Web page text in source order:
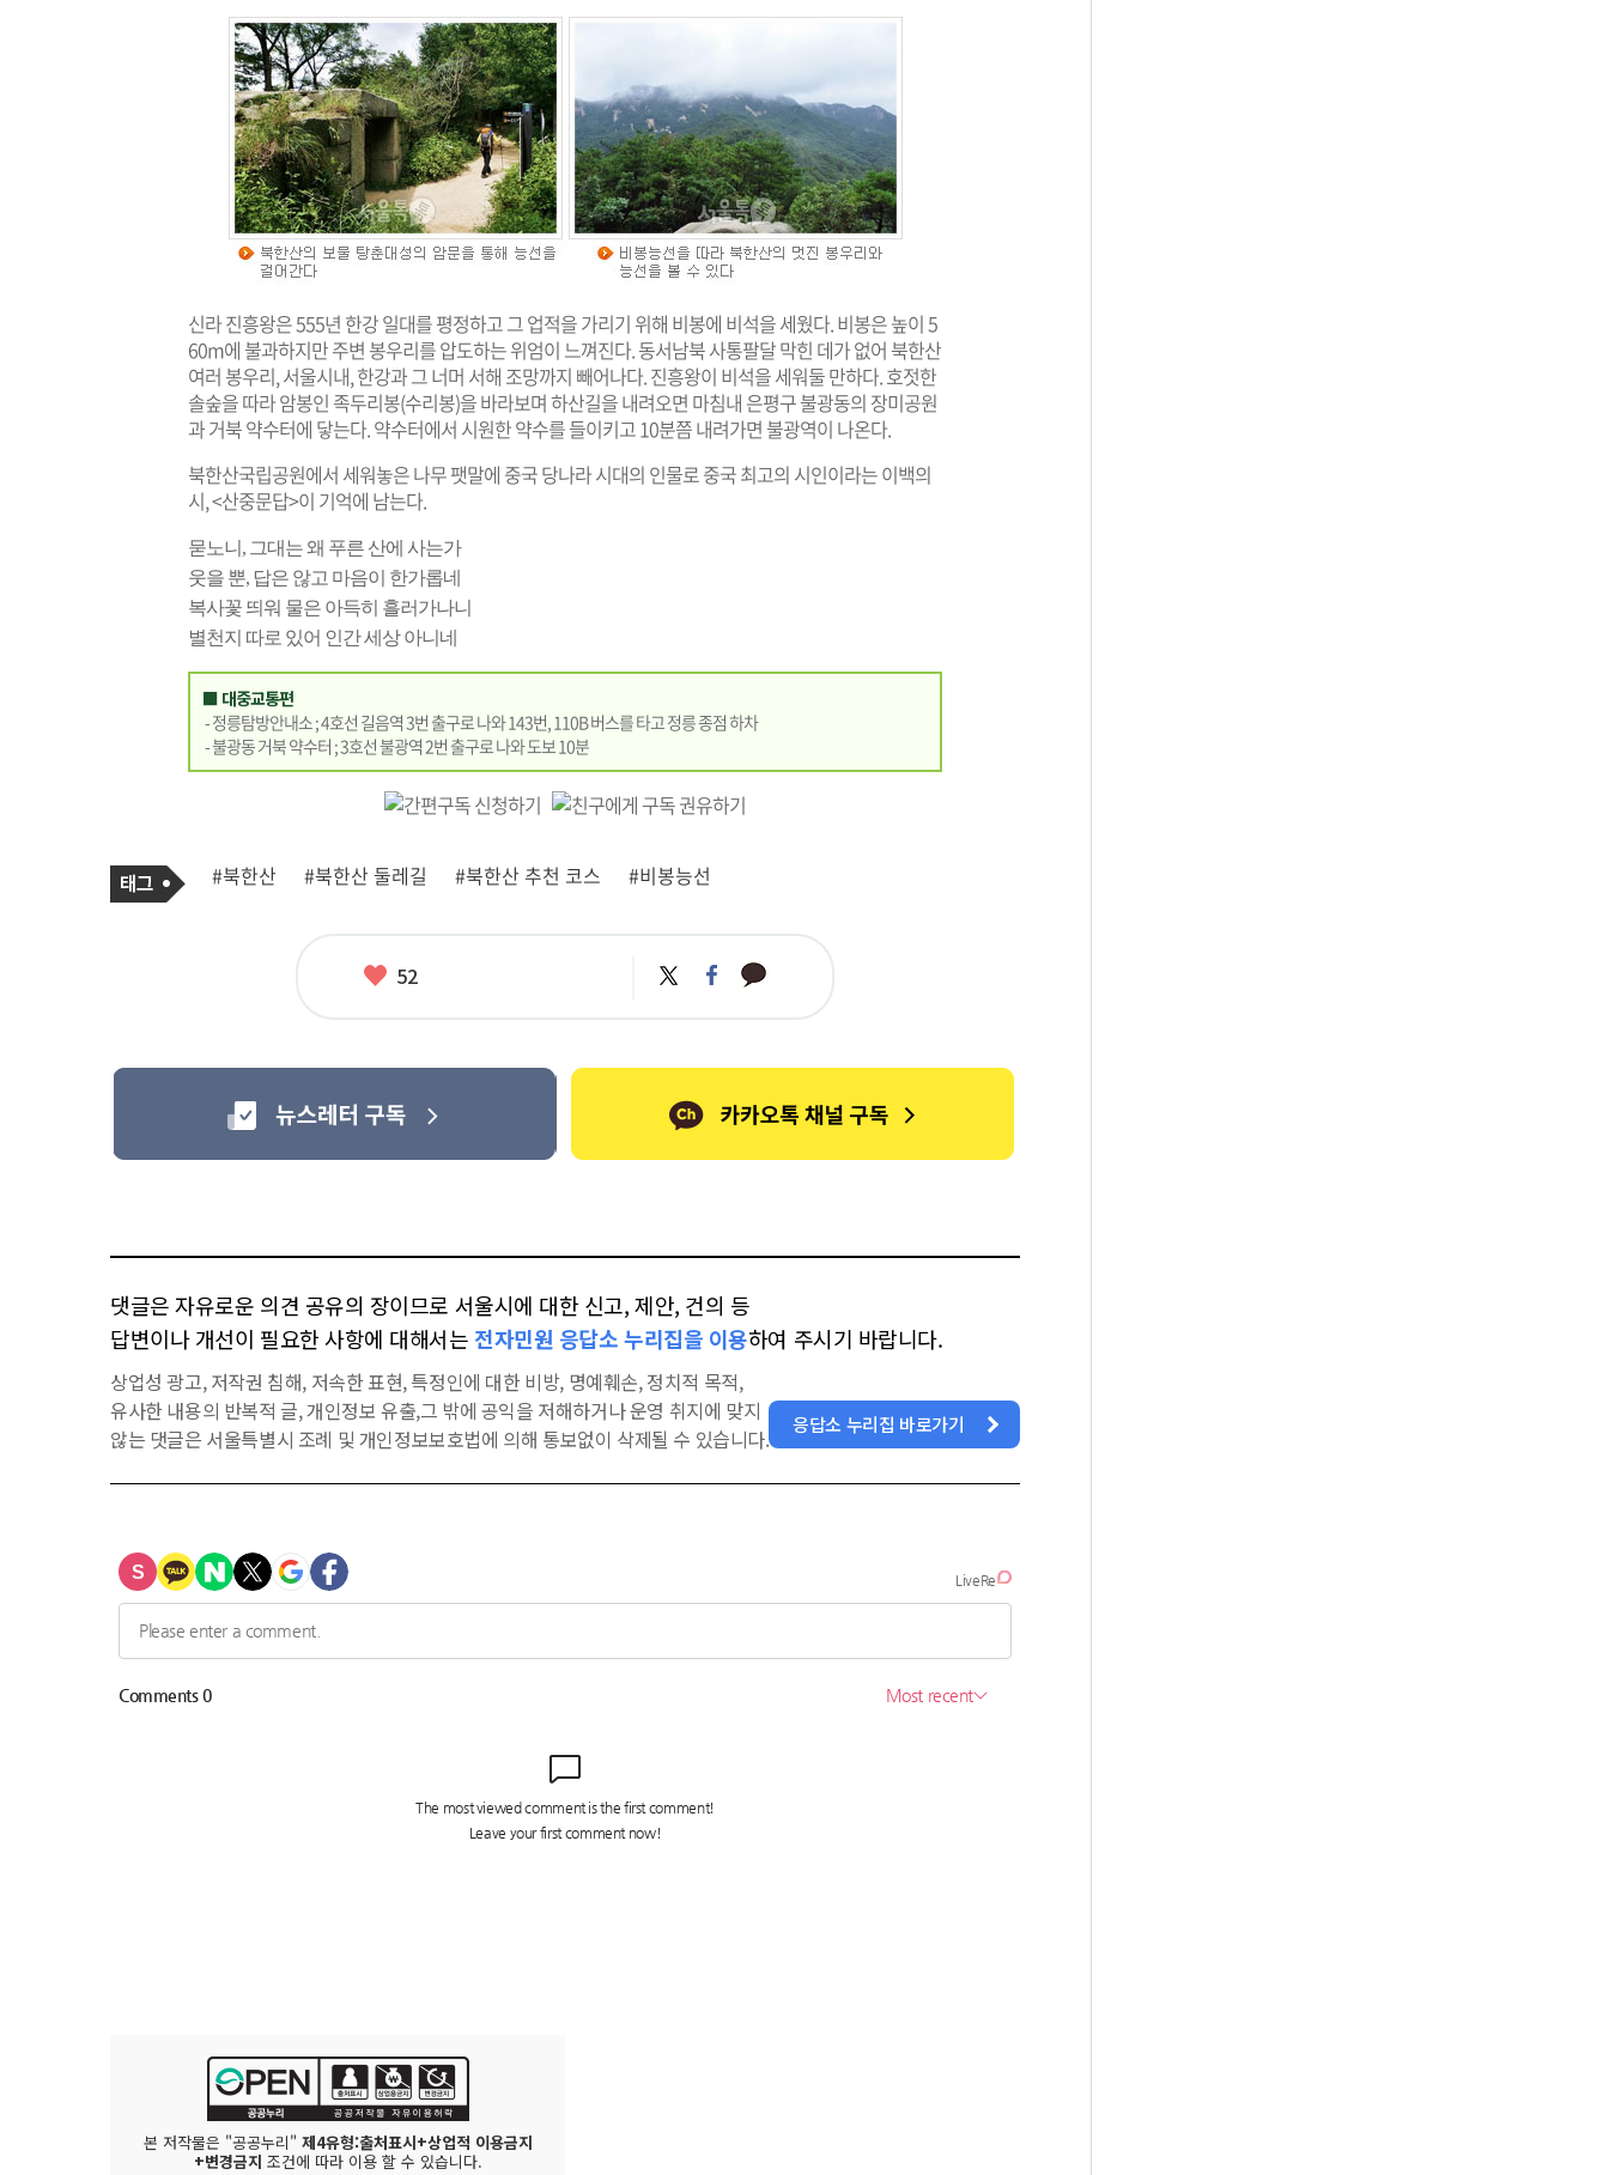
신라 진흥왕은 555년 한강 일대를 평정하고 그 업적을 가리기 위해 비봉에 비석을 세웠다. 비봉은 높이 5
60m에 불과하지만 주변 봉우리를 압도하는 위엄이 느껴진다. 동서남북 사통팔달 막힌 데가 없어 북한산
여러 봉우리, 서울시내, 한강과 그 너머 서해 조망까지 빼어나다. 진흥왕이 비석을 세워둘 만하다. 호젓한
솔숲을 따라 암봉인 족두리봉(수리봉)을 바라보며 하산길을 내려오면 마침내 은평구 불광동의 장미공원
과 거북 약수터에 닿는다. 약수터에서 시원한 약수를 들이키고 10분쯤 내려가면 불광역이 나온다.
북한산국립공원에서 세워놓은 나무 팻말에 중국 당나라 시대의 인물로 중국 최고의 시인이라는 이백의
시, <산중문답>이 기억에 남는다.
묻노니, 그대는 왜 푸른 산에 사는가
웃을 뿐, 답은 않고 마음이 한가롭네
복사꽃 띄워 물은 아득히 흘러가나니
별천지 따로 있어 인간 세상 아니네
■ 대중교통편
- 정릉탐방안내소 ; 4호선 길음역 3번 출구로 나와 143번, 110B 버스를 타고 정릉 종점 하차
- 불광동 거북 약수터 ; 3호선 불광역 2번 출구로 나와 도보 10분
사
태
그
#북한산 #북한산 둘레길 #북한산 추천 코스 #비봉능선
좋
52 트
위
페
이
카
카
댓글은 자유로운 의견 공유의 장이므로 서울시에 대한 신고, 제안, 건의 등
답변이나 개선이 필요한 사항에 대해서는 전자민원 응답소 누리집을 이용하여 주시기 바랍니다.
상업성 광고, 저작권 침해, 저속한 표현, 특정인에 대한 비방, 명예훼손, 정치적 목적,
유사한 내용의 반복적 글, 개인정보 유출,그 밖에 공익을 저해하거나 운영 취지에 맞지
않는 댓글은 서울특별시 조례 및 개인정보보호법에 의해 통보없이 삭제될 수 있습니다.
응답소 누리집 바로가기
본 저작물은 "공공누리" 제4유형:출처표시+상업적 이용금지
+변경금지 조건에 따라 이용 할 수 있습니다.